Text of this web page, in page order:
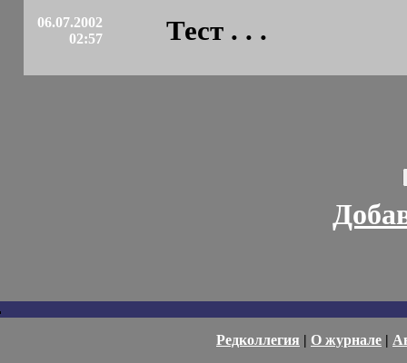
06.07.2002
02:57
Тест . . .
Редколлегия | О журнале |